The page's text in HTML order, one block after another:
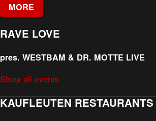
MORE
RAVE LOVE
pres. WESTBAM & DR. MOTTE LIVE
Show all events
KAUFLEUTEN RESTAURANTS